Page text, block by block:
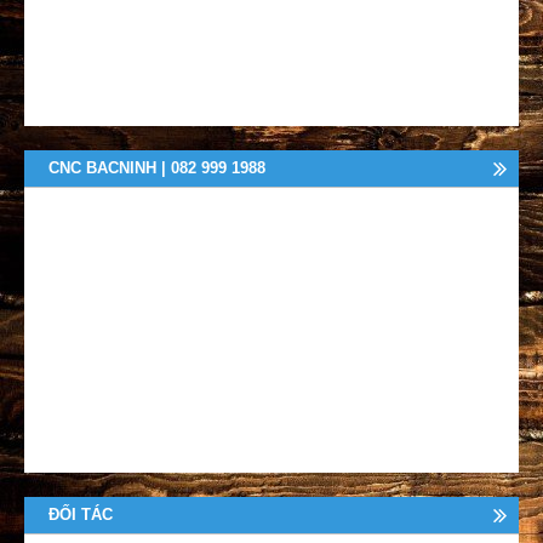
CNC BACNINH | 082 999 1988
ĐỐI TÁC